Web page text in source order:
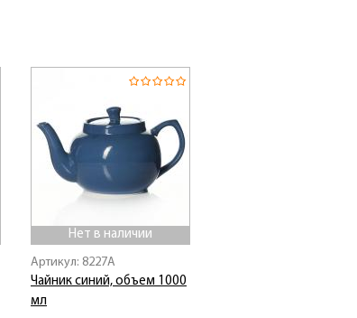
Нет в наличии
Артикул: 8227A
Чайник синий, объем 1000
мл